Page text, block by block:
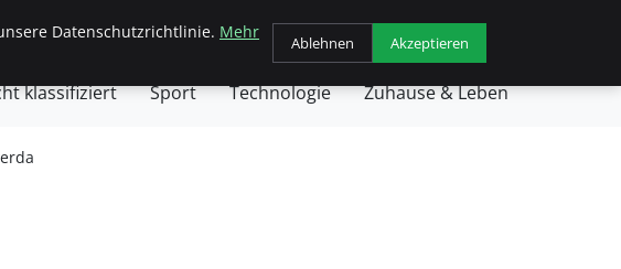
Mode Geschäft Gesundheit Haustiere Kochen
klassifiziert Sport Technologie Zuhause & Leben
Datenschutzrichtlinie. Mehr
Ablehnen Akzeptieren